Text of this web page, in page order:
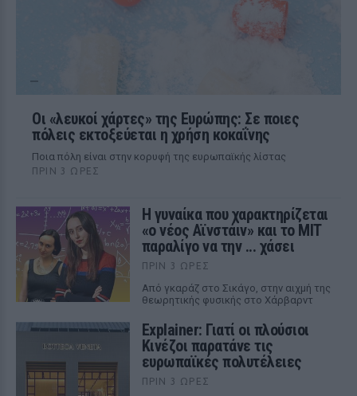
Οι «λευκοί χάρτες» της Ευρώπης: Σε ποιες
πόλεις εκτοξεύεται η χρήση κοκαΐνης
Ποια πόλη είναι στην κορυφή της ευρωπαϊκής λίστας
ΠΡΙΝ 3 ΏΡΕΣ
Η γυναίκα που χαρακτηρίζεται
«ο νέος Αϊνστάιν» και το MIT
παραλίγο να την ... χάσει
ΠΡΙΝ 3 ΏΡΕΣ
Από γκαράζ στο Σικάγο, στην αιχμή της
θεωρητικής φυσικής στο Χάρβαρντ
Explainer: Γιατί οι πλούσιοι
Κινέζοι παρατάνε τις
ευρωπαϊκές πολυτέλειες
ΠΡΙΝ 3 ΏΡΕΣ